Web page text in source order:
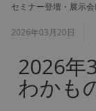
セミナー登壇・展示
2026年03月20日
2026年
わかも